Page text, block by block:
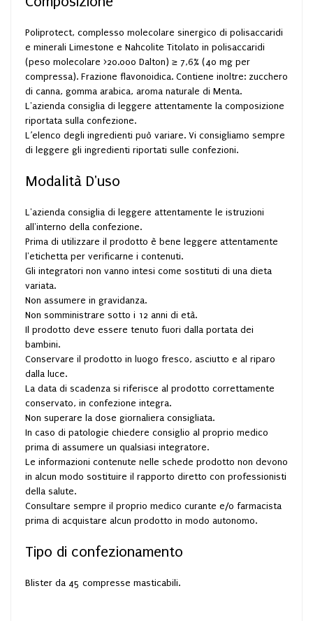
Poliprotect, complesso molecolare sinergico di polisaccaridi
e minerali Limestone e Nahcolite Titolato in polisaccaridi
(peso molecolare >20.000 Dalton) ≥ 7,6% (40 mg per
compressa). Frazione flavonoidica. Contiene inoltre: zucchero
di canna, gomma arabica, aroma naturale di Menta.
L'azienda consiglia di leggere attentamente la composizione
riportata sulla confezione.
L’elenco degli ingredienti può variare. Vi consigliamo sempre
di leggere gli ingredienti riportati sulle confezioni.
Modalità D'uso
L'azienda consiglia di leggere attentamente le istruzioni
all'interno della confezione.
Prima di utilizzare il prodotto è bene leggere attentamente
l'etichetta per verificarne i contenuti.
Gli integratori non vanno intesi come sostituti di una dieta
variata.
Non assumere in gravidanza.
Non somministrare sotto i 12 anni di età.
Il prodotto deve essere tenuto fuori dalla portata dei
bambini.
Conservare il prodotto in luogo fresco, asciutto e al riparo
dalla luce.
La data di scadenza si riferisce al prodotto correttamente
conservato, in confezione integra.
Non superare la dose giornaliera consigliata.
In caso di patologie chiedere consiglio al proprio medico
prima di assumere un qualsiasi integratore.
Le informazioni contenute nelle schede prodotto non devono
in alcun modo sostituire il rapporto diretto con professionisti
della salute.
Consultare sempre il proprio medico curante e/o farmacista
prima di acquistare alcun prodotto in modo autonomo.
Tipo di confezionamento
Blister da 45 compresse masticabili.